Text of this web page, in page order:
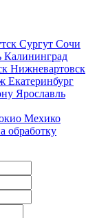
Сургут Сочи
Калининград
Нижневартовск
Екатеринбург
Ярославль
Мехико
обработку